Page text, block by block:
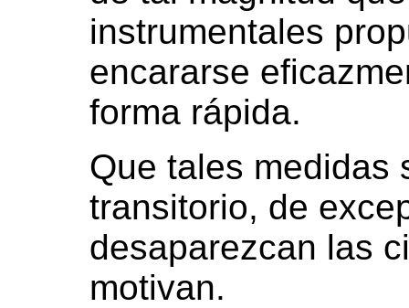
instrumentales
encararse
forma rápida.
Que tales medidas
transitorio, de
desaparezcan las
motivan.